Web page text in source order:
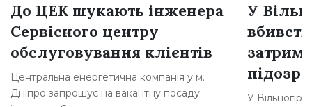
До ЦЕК шукають інженера
Сервісного центру
обслуговування клієнтів
Центральна енергетична компанія у м.
Дніпро запрошує на вакантну посаду
У
У